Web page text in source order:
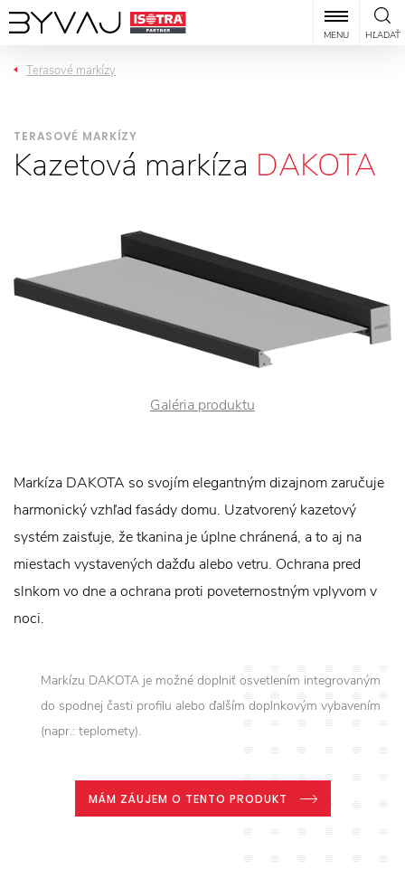
HĽADAŤ
MENU
Terasové markízy
TERASOVÉ MARKÍZY
Kazetová markíza DAKOTA
Galéria produktu
Markíza DAKOTA so svojím elegantným dizajnom zaručuje
harmonický vzhľad fasády domu. Uzatvorený kazetový
systém zaisťuje, že tkanina je úplne chránená, a to aj na
miestach vystavených dažďu alebo vetru. Ochrana pred
slnkom vo dne a ochrana proti poveternostným vplyvom v
noci.
Markízu DAKOTA je možné doplniť osvetlením integrovaným
do spodnej časti profilu alebo ďalším doplnkovým vybavením
(napr.: teplomety).
MÁM ZÁUJEM O TENTO PRODUKT